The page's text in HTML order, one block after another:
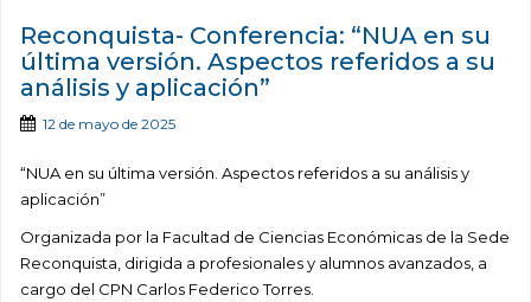
Reconquista- Conferencia: “NUA en su
última versión. Aspectos referidos a su
análisis y aplicación”
12 de mayo de 2025
“NUA en su última versión. Aspectos referidos a su análisis y
aplicación”
Organizada por la Facultad de Ciencias Económicas de la Sede
Reconquista, dirigida a profesionales y alumnos avanzados, a
cargo del CPN Carlos Federico Torres.